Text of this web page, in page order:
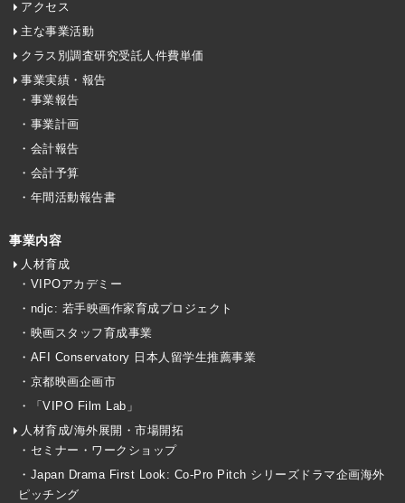
アクセス
主な事業活動
クラス別調査研究受託人件費単価
事業実績・報告
・事業報告
・事業計画
・会計報告
・会計予算
・年間活動報告書
事業内容
人材育成
・VIPOアカデミー
・ndjc: 若手映画作家育成プロジェクト
・映画スタッフ育成事業
・AFI Conservatory 日本人留学生推薦事業
・京都映画企画市
・「VIPO Film Lab」
人材育成/海外展開・市場開拓
・セミナー・ワークショップ
・Japan Drama First Look: Co-Pro Pitch シリーズドラマ企画海外
ピッチング